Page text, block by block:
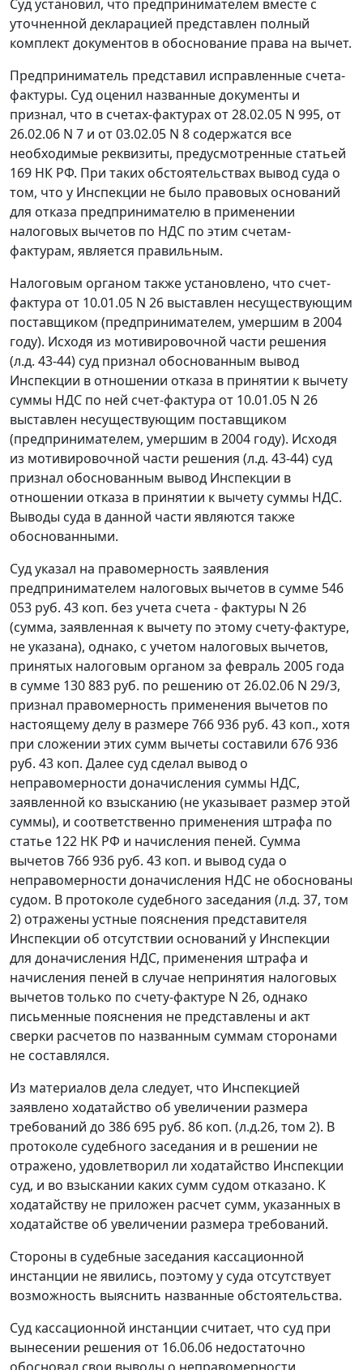
Суд установил, что предпринимателем вместе с
уточненной декларацией представлен полный
комплект документов в обоснование права на вычет.
Предприниматель представил исправленные счета-
фактуры. Суд оценил названные документы и
признал, что в счетах-фактурах от 28.02.05 N 995, от
26.02.06 N 7 и от 03.02.05 N 8 содержатся все
необходимые реквизиты, предусмотренные статьей
169 НК РФ. При таких обстоятельствах вывод суда о
том, что у Инспекции не было правовых оснований
для отказа предпринимателю в применении
налоговых вычетов по НДС по этим счетам-
фактурам, является правильным.
Налоговым органом также установлено, что счет-
фактура от 10.01.05 N 26 выставлен несуществующим
поставщиком (предпринимателем, умершим в 2004
году). Исходя из мотивировочной части решения
(л.д. 43-44) суд признал обоснованным вывод
Инспекции в отношении отказа в принятии к вычету
суммы НДС по ней счет-фактура от 10.01.05 N 26
выставлен несуществующим поставщиком
(предпринимателем, умершим в 2004 году). Исходя
из мотивировочной части решения (л.д. 43-44) суд
признал обоснованным вывод Инспекции в
отношении отказа в принятии к вычету суммы НДС.
Выводы суда в данной части являются также
обоснованными.
Суд указал на правомерность заявления
предпринимателем налоговых вычетов в сумме 546
053 руб. 43 коп. без учета счета - фактуры N 26
(сумма, заявленная к вычету по этому счету-фактуре,
не указана), однако, с учетом налоговых вычетов,
принятых налоговым органом за февраль 2005 года
в сумме 130 883 руб. по решению от 26.02.06 N 29/3,
признал правомерность применения вычетов по
настоящему делу в размере 766 936 руб. 43 коп., хотя
при сложении этих сумм вычеты составили 676 936
руб. 43 коп. Далее суд сделал вывод о
неправомерности доначисления суммы НДС,
заявленной ко взысканию (не указывает размер этой
суммы), и соответственно применения штрафа по
статье 122 НК РФ и начисления пеней. Сумма
вычетов 766 936 руб. 43 коп. и вывод суда о
неправомерности доначисления НДС не обоснованы
судом. В протоколе судебного заседания (л.д. 37, том
2) отражены устные пояснения представителя
Инспекции об отсутствии оснований у Инспекции
для доначисления НДС, применения штрафа и
начисления пеней в случае непринятия налоговых
вычетов только по счету-фактуре N 26, однако
письменные пояснения не представлены и акт
сверки расчетов по названным суммам сторонами
не составлялся.
Из материалов дела следует, что Инспекцией
заявлено ходатайство об увеличении размера
требований до 386 695 руб. 86 коп. (л.д.26, том 2). В
протоколе судебного заседания и в решении не
отражено, удовлетворил ли ходатайство Инспекции
суд, и во взыскании каких сумм судом отказано. К
ходатайству не приложен расчет сумм, указанных в
ходатайстве об увеличении размера требований.
Стороны в судебные заседания кассационной
инстанции не явились, поэтому у суда отсутствует
возможность выяснить названные обстоятельства.
Суд кассационной инстанции считает, что суд при
вынесении решения от 16.06.06 недостаточно